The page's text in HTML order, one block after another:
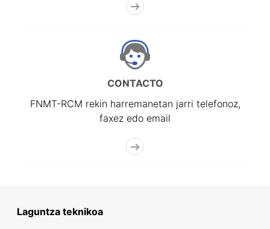
CONTACTO
FNMT-RCM rekin harremanetan jarri telefonoz,
faxez edo email
Laguntza teknikoa